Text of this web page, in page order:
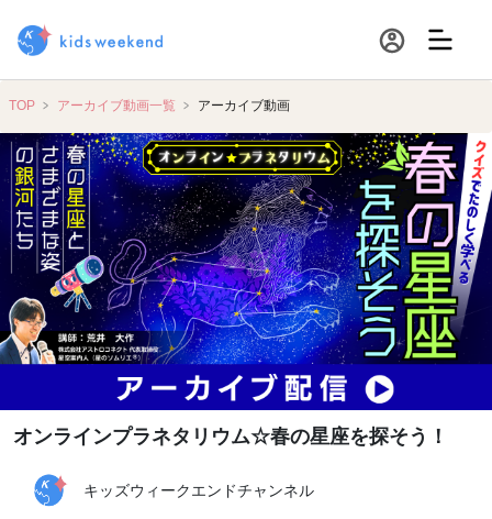
TOP アーカイブ動画一覧 アーカイブ動画
オンラインプラネタリウム☆春の星座を探そう！
キッズウィークエンドチャンネル